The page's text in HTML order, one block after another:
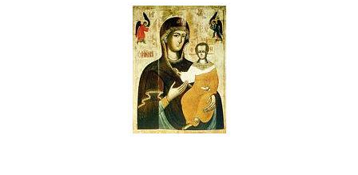
юродивого
Андрея
(Андрюши
Славянского)»